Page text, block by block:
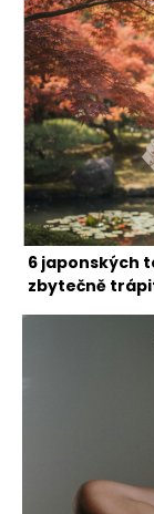
6 japonských
zbytečně